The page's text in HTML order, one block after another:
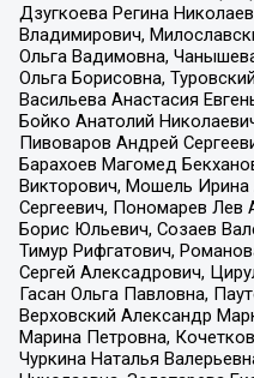
Дзугкоева Регина
Владимирович,
Ольга Вадимовна,
Ольга Борисовна,
Васильева Анастасия
Бойко Анатолий
Пивоваров Андрей
Барахоев Магомед
Викторович, Мошель
Сергеевич, Пономарев Лев
Борис Юльевич, Созаев
Тимур Рифгатович,
Сергей Алексадрович,
Гасан Ольга Павловна,
Верховский Александр
Марина Петровна,
Чуркина Наталья